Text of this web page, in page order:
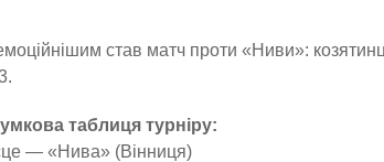
став матч проти «Ниви»:
таблиця турніру:
— «Нива» (Вінниця)